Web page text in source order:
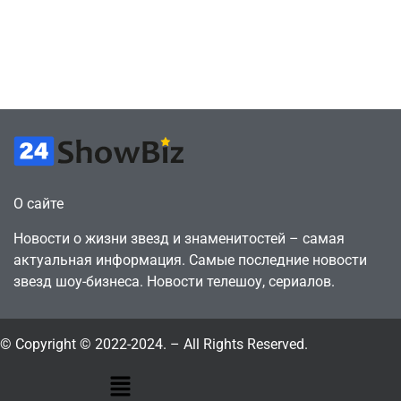
О сайте
Новости о жизни звезд и знаменитостей – самая
актуальная информация. Самые последние новости
звезд шоу-бизнеса. Новости телешоу, сериалов.
© Copyright © 2022-2024. – All Rights Reserved.